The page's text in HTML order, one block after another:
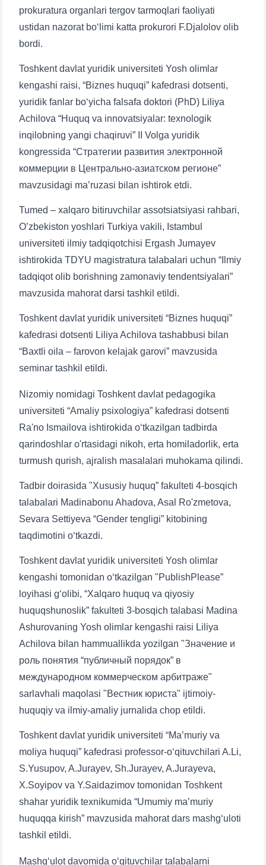
Ism va familiyangiz
Telefon raqamingiz
Pochta
yuborish
prokuratura organlari tergov tarmoqlari faoliyati
ustidan nazorat bo‘limi katta prokurori F.Djalolov olib
bordi.
Toshkent davlat yuridik universiteti Yosh olimlar
kengashi raisi, “Biznes huquqi” kafedrasi dotsenti,
yuridik fanlar bo‘yicha falsafa doktori (PhD) Liliya
Achilova “Huquq va innovatsiyalar: texnologik
inqilobning yangi chaqiruvi” II Volga yuridik
kongressida “Стратегии развития электронной
коммерции в Центрально-азиатском регионе”
mavzusidagi ma’ruzasi bilan ishtirok etdi.
Tumed – xalqaro bitiruvchilar assotsiatsiyasi rahbari,
O’zbekiston yoshlari Turkiya vakili, Istambul
universiteti ilmiy tadqiqotchisi Ergash Jumayev
ishtirokida TDYU magistratura talabalari uchun “Ilmiy
tadqiqot olib borishning zamonaviy tendentsiyalari”
mavzusida mahorat darsi tashkil etildi.
Toshkent davlat yuridik universiteti “Biznes huquqi”
kafedrasi dotsenti Liliya Achilova tashabbusi bilan
“Baxtli oila – farovon kelajak garovi” mavzusida
seminar tashkil etildi.
Nizomiy nomidagi Toshkent davlat pedagogika
universiteti “Amaliy psixologiya” kafedrasi dotsenti
Ra'no Ismailova ishtirokida o‘tkazilgan tadbirda
qarindoshlar o'rtasidagi nikoh, erta homiladorlik, erta
turmush qurish, ajralish masalalari muhokama qilindi.
Tadbir doirasida "Xususiy huquq” fakulteti 4-bosqich
talabalari Madinabonu Ahadova, Asal Ro'zmetova,
Sevara Settiyeva “Gender tengligi” kitobining
taqdimotini o‘tkazdi.
Toshkent davlat yuridik universiteti Yosh olimlar
kengashi tomonidan o‘tkazilgan "PublishPlease”
loyihasi g‘olibi, “Xalqaro huquq va qiyosiy
huquqshunoslik” fakulteti 3-bosqich talabasi Madina
Ashurovaning Yosh olimlar kengashi raisi Liliya
Achilova bilan hammuallikda yozilgan "Значение и
роль понятия “публичный порядок” в
международном коммерческом арбитраже"
sarlavhali maqolasi "Вестник юриста" ijtimoiy-
huquqiy va ilmiy-amaliy jurnalida chop etildi.
Toshkent davlat yuridik universiteti “Ma’muriy va
moliya huquqi” kafedrasi professor-o‘qituvchilari A.Li,
S.Yusupov, A.Jurayev, Sh.Jurayev, A.Jurayeva,
X.Soyipov va Y.Saidazimov tomonidan Toshkent
shahar yuridik texnikumida “Umumiy ma’muriy
huquqqa kirish” mavzusida mahorat dars mashg‘uloti
tashkil etildi.
Mashg‘ulot davomida o‘qituvchilar talabalarni